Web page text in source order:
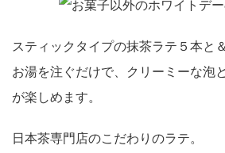
スティックタイプの抹茶ラテ５本と
お湯を注ぐだけで、クリーミーな泡
が楽しめます。
日本茶専門店のこだわりのラテ。